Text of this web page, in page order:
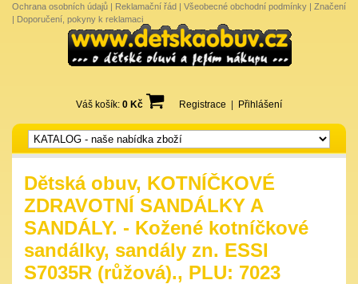
Ochrana osobních údajů | Reklamační řád | Všeobecné obchodní podmínky | Značení
| Doporučení, pokyny k reklamaci
Váš košík: 0 Kč Registrace Přihlášení
Dětská obuv, KOTNÍČKOVÉ
ZDRAVOTNÍ SANDÁLKY A
SANDÁLY. - Kožené kotníčkové
sandálky, sandály zn. ESSI
S7035R (růžová)., PLU: 7023